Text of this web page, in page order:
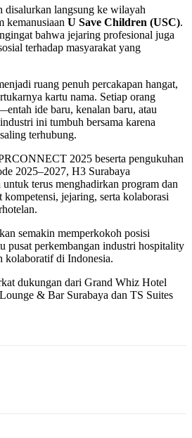
disalurkan langsung ke wilayah
kemanusiaan U Save Children (USC).
bahwa jejaring profesional juga
terhadap masyarakat yang
ruang penuh percakapan hangat,
kartu nama. Setiap orang
ide baru, kenalan baru, atau
ini tumbuh bersama karena
terhubung.
2025 beserta pengukuhan
2025–2027, H3 Surabaya
terus menghadirkan program dan
jejaring, serta kolaborasi
semakin memperkokoh posisi
pusat perkembangan industri hospitality
kolaboratif di Indonesia.
dukungan dari Grand Whiz Hotel
& Bar Surabaya dan TS Suites